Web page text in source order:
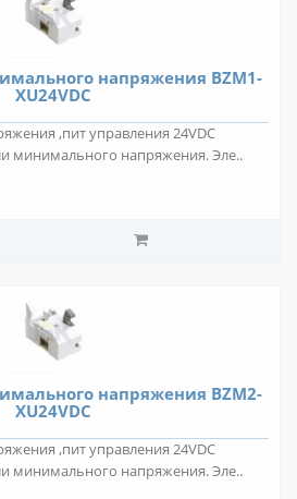
напряжения BZM1-
XU24VDC
,пит управления 24VDC
минимального напряжения. Эле..
напряжения BZM2-
XU24VDC
,пит управления 24VDC
минимального напряжения. Эле..